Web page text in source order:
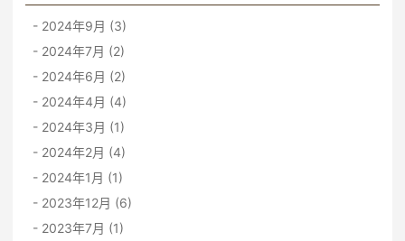
2024年9月 (3)
2024年7月 (2)
2024年6月 (2)
2024年4月 (4)
2024年3月 (1)
2024年2月 (4)
2024年1月 (1)
2023年12月 (6)
2023年7月 (1)